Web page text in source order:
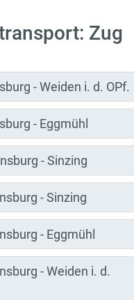
Zug
- Weiden i. d. OPf.
- Eggmühl
- Sinzing
- Sinzing
- Eggmühl
- Weiden i. d.